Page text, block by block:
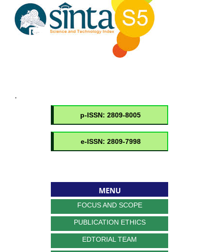
.
MENU
FOCUS AND SCOPE
PUBLICATION ETHICS
EDTORIAL TEAM